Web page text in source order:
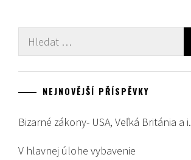
Vyhledávání
NEJNOVĚJŠÍ PŘÍSPĚVKY
Bizarné zákony- USA, Veľká Británia a i.
V hlavnej úlohe vybavenie